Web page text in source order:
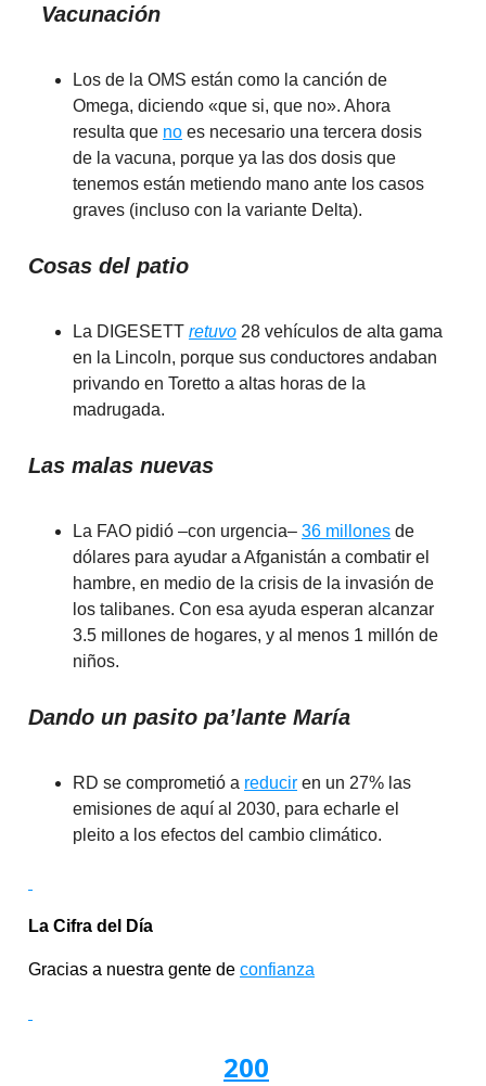
Vacunación
Los de la OMS están como la canción de
Omega, diciendo «que si, que no». Ahora
resulta que no es necesario una tercera dosis
de la vacuna, porque ya las dos dosis que
tenemos están metiendo mano ante los casos
graves (incluso con la variante Delta).
Cosas del patio
La DIGESETT retuvo 28 vehículos de alta gama
en la Lincoln, porque sus conductores andaban
privando en Toretto a altas horas de la
madrugada.
Las malas nuevas
La FAO pidió –con urgencia– 36 millones de
dólares para ayudar a Afganistán a combatir el
hambre, en medio de la crisis de la invasión de
los talibanes. Con esa ayuda esperan alcanzar
3.5 millones de hogares, y al menos 1 millón de
niños.
Dando un pasito pa’lante María
RD se comprometió a reducir en un 27% las
emisiones de aquí al 2030, para echarle el
pleito a los efectos del cambio climático.
La Cifra del Día
Gracias a nuestra gente de confianza
200